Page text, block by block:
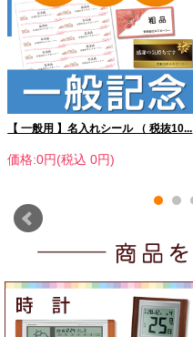
【 一般用 】名入れシール （ 税抜10...
価格:0円(税込 0円)